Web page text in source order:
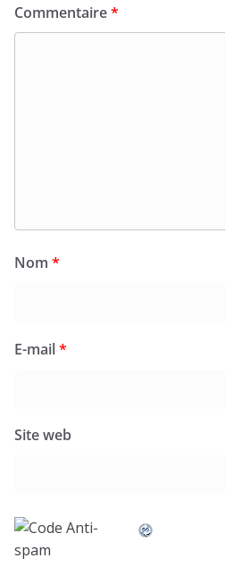
Commentaire*
Nom *
E-mail*
Site web